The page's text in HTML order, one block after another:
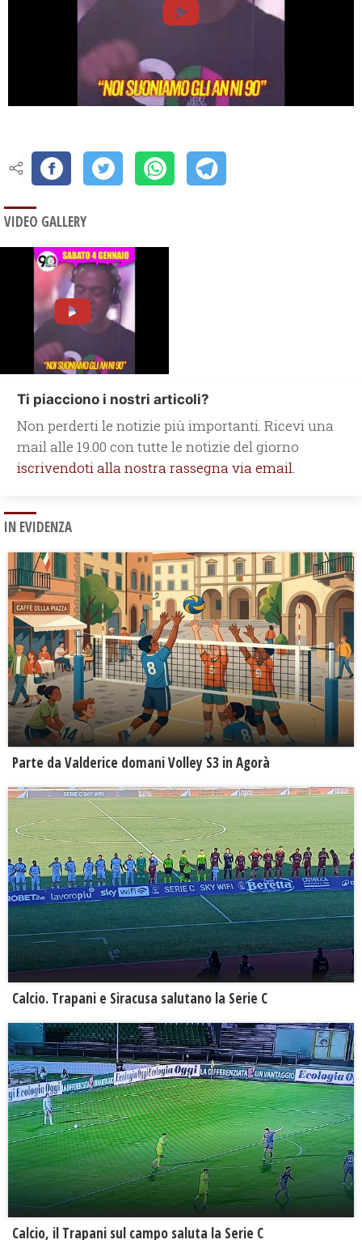
VIDEO GALLERY
Ti piacciono i nostri articoli?
Non perderti le notizie più importanti. Ricevi una
mail alle 19.00 con tutte le notizie del giorno
iscrivendoti alla nostra rassegna via email.
IN EVIDENZA
Parte da Valderice domani Volley S3 in Agorà
Calcio. Trapani e Siracusa salutano la Serie C
Calcio, il Trapani sul campo saluta la Serie C